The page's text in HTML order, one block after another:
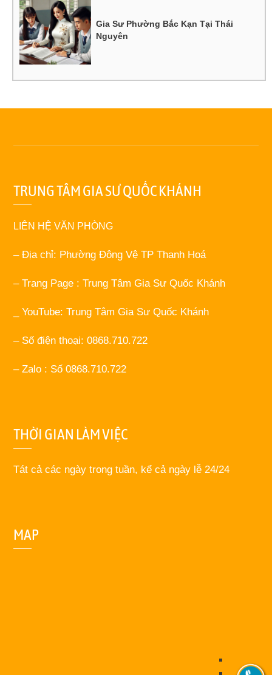
Gia Sư Phường Bắc Kạn Tại Thái
Nguyên
TRUNG TÂM GIA SƯ QUỐC KHÁNH
LIÊN HỆ VĂN PHÒNG
– Địa chỉ: Phường Đông Vệ TP Thanh Hoá
– Trang Page : Trung Tâm Gia Sư Quốc Khánh
_ YouTube: Trung Tâm Gia Sư Quốc Khánh
– Số điện thoại: 0868.710.722
– Zalo : Số 0868.710.722
THỜI GIAN LÀM VIỆC
Tát cả các ngày trong tuần, kể cả ngày lễ 24/24
MAP